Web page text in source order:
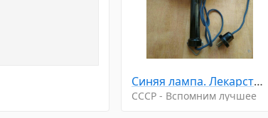
Синяя лампа. Лекарство от всех болезней 😉
CCCP - Вспомним лучшее